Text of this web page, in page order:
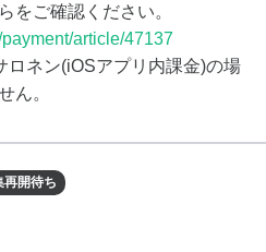
をご確認ください。
article/47137
ネン(iOSアプリ内課金)の場
ん。
再開待ち